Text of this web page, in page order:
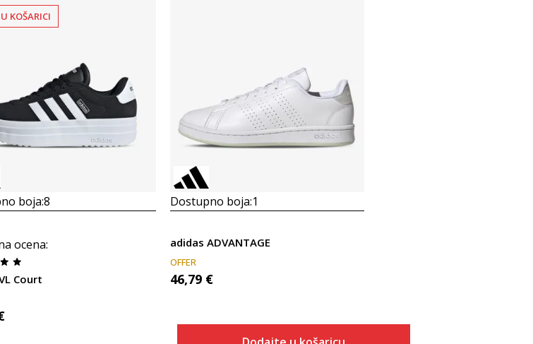
KOŠARICI
boja:8
ocena:
Court
Dostupno boja:1
adidas ADVANTAGE
OFFER
46,79 €